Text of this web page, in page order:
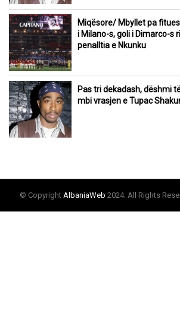
Miqësore/ Mbyllet pa
i Milano-s, goli i Dimarco-s
penalltia e Nkunku
Pas tri dekadash, dëshmi
mbi vrasjen e Tupac
© Copyright AlbaniaWeb 2024. All Rights